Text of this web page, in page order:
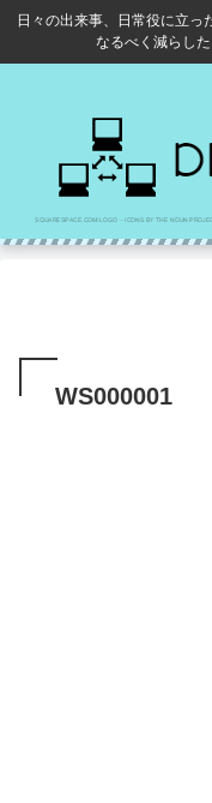
日々の出来事、日常役に立っ
なるべく減らし
WS000001